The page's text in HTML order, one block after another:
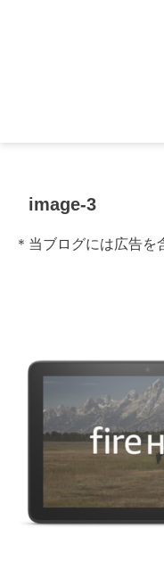
image-3
＊当ブログには広告を